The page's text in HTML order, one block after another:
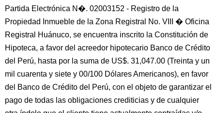
Partida Electrónica N�. 02003152 - Registro de la
Propiedad Inmueble de la Zona Registral No. VIII � Oficina
Registral Huánuco, se encuentra inscrito la Constitución de
Hipoteca, a favor del acreedor hipotecario Banco de Crédito
del Perú, hasta por la suma de US$. 31,047.00 (Treinta y un
mil cuarenta y siete y 00/100 Dólares Americanos), en favor
del Banco de Crédito del Perú, con el objeto de garantizar el
pago de todas las obligaciones crediticias y de cualquier